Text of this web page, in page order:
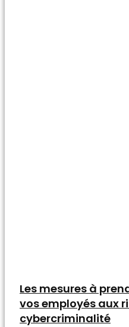
Les mesures à
vos employés aux
cybercriminalité